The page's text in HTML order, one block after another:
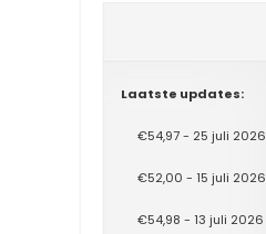
Laatste updates:
€54,97 - 25 juli 2026
€52,00 - 15 juli 2026
€54,98 - 13 juli 2026